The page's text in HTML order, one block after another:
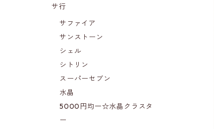
サ行
サファイア
サンストーン
シェル
シトリン
スーパーセブン
水晶
5000円均一☆水晶クラスタ
ー